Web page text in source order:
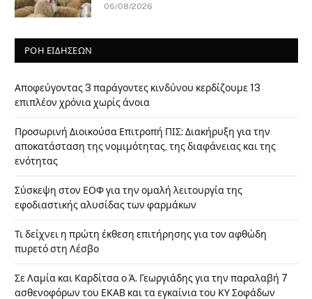
06/08/2026
ΡΟΗ ΕΙΔΗΣΕΩΝ
Αποφεύγοντας 3 παράγοντες κινδύνου κερδίζουμε 13
επιπλέον χρόνια χωρίς άνοια
Προσωρινή Διοικούσα Επιτροπή ΠΙΣ: Διακήρυξη για την
αποκατάσταση της νομιμότητας, της διαφάνειας και της
ενότητας
Σύσκεψη στον ΕΟΦ για την ομαλή λειτουργία της
εφοδιαστικής αλυσίδας των φαρμάκων
Τι δείχνει η πρώτη έκθεση επιτήρησης για τον αφθώδη
πυρετό στη Λέσβο
Σε Λαμία και Καρδίτσα ο Ά. Γεωργιάδης για την παραλαβή 7
ασθενοφόρων του ΕΚΑΒ και τα εγκαίνια του ΚΥ Σοφάδων